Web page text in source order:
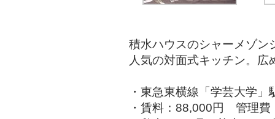
積水ハウスのシャーメゾン
人気の対面式キッチン。広
・東急東横線「学芸大学
・賃料：88,000円 管理費